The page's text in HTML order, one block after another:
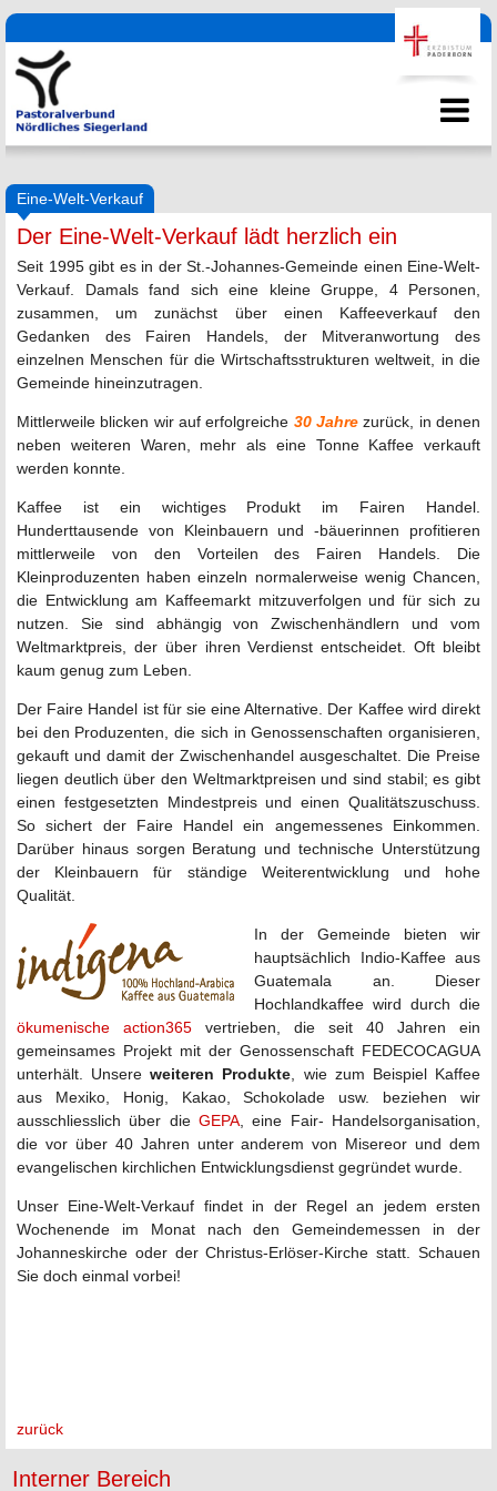
Eine-Welt-Verkauf
Der Eine-Welt-Verkauf lädt herzlich ein
Seit 1995 gibt es in der St.-Johannes-Gemeinde einen Eine-Welt-
Verkauf. Damals fand sich eine kleine Gruppe, 4 Personen,
zusammen, um zunächst über einen Kaffeeverkauf den
Gedanken des Fairen Handels, der Mitveranwortung des
einzelnen Menschen für die Wirtschaftsstrukturen weltweit, in die
Gemeinde hineinzutragen.
Mittlerweile blicken wir auf erfolgreiche 30 Jahre zurück, in denen
neben weiteren Waren, mehr als eine Tonne Kaffee verkauft
werden konnte.
Kaffee ist ein wichtiges Produkt im Fairen Handel.
Hunderttausende von Kleinbauern und -bäuerinnen profitieren
mittlerweile von den Vorteilen des Fairen Handels. Die
Kleinproduzenten haben einzeln normalerweise wenig Chancen,
die Entwicklung am Kaffeemarkt mitzuverfolgen und für sich zu
nutzen. Sie sind abhängig von Zwischenhändlern und vom
Weltmarktpreis, der über ihren Verdienst entscheidet. Oft bleibt
kaum genug zum Leben.
Der Faire Handel ist für sie eine Alternative. Der Kaffee wird direkt
bei den Produzenten, die sich in Genossenschaften organisieren,
gekauft und damit der Zwischenhandel ausgeschaltet. Die Preise
liegen deutlich über den Weltmarktpreisen und sind stabil; es gibt
einen festgesetzten Mindestpreis und einen Qualitätszuschuss.
So sichert der Faire Handel ein angemessenes Einkommen.
Darüber hinaus sorgen Beratung und technische Unterstützung
der Kleinbauern für ständige Weiterentwicklung und hohe
Qualität.
In der Gemeinde bieten wir
hauptsächlich Indio-Kaffee aus
Guatemala an. Dieser
Hochlandkaffee wird durch die
ökumenische action365 vertrieben, die seit 40 Jahren ein
gemeinsames Projekt mit der Genossenschaft FEDECOCAGUA
unterhält. Unsereweiteren Produkte , wie zum Beispiel Kaffee
aus Mexiko, Honig, Kakao, Schokolade usw. beziehen wir
ausschliesslich über die GEPA , eine Fair- Handelsorganisation,
die vor über 40 Jahren unter anderem von Misereor und dem
evangelischen kirchlichen Entwicklungsdienst gegründet wurde.
Unser Eine-Welt-Verkauf findet in der Regel an jedem ersten
Wochenende im Monat nach den Gemeindemessen in der
Johanneskirche oder der Christus-Erlöser-Kirche statt. Schauen
Sie doch einmal vorbei!
zurück
Interner Bereich